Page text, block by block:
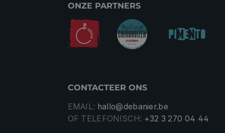
ONZE PARTNERS
CONTACTEER ONS
EMAIL: hallo@debanier.be
OF TELEFONISCH: +32 3 270 04 44